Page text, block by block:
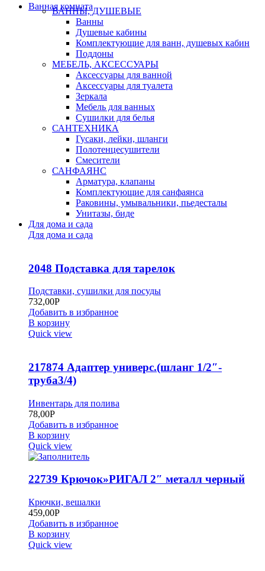
Ванная комната
ВАННЫ, ДУШЕВЫЕ
Ванны
Душевые кабины
Комплектующие для ванн, душевых кабин
Поддоны
МЕБЕЛЬ, АКСЕССУАРЫ
Аксессуары для ванной
Аксессуары для туалета
Зеркала
Мебель для ванных
Сушилки для белья
САНТЕХНИКА
Гусаки, лейки, шланги
Полотенцесушители
Смесители
САНФАЯНС
Арматура, клапаны
Комплектующие для санфаянса
Раковины, умывальники, пьедесталы
Унитазы, биде
Для дома и сада
Для дома и сада
2048 Подставка для тарелок
Подставки, сушилки для посуды
732,00Р
Добавить в избранное
В корзину
Quick view
217874 Адаптер универс.(шланг 1/2″-
труба3/4)
Инвентарь для полива
78,00Р
Добавить в избранное
В корзину
Quick view
22739 Крючок»РИГАЛ 2″ металл черный
Крючки, вешалки
459,00Р
Добавить в избранное
В корзину
Quick view